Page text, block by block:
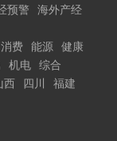
预警
海外产经
消费 能源
健康
机电
综合
西 四川
福建